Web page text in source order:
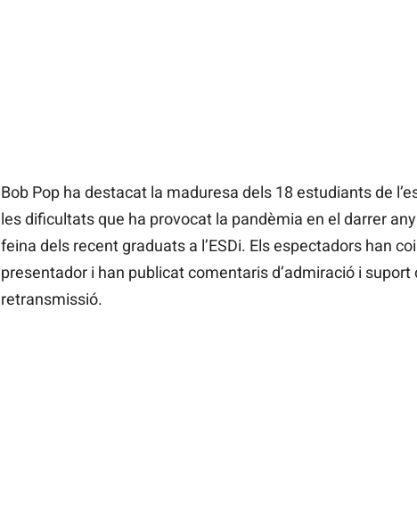
Bob Pop ha destacat la maduresa dels 18 estudiants de
les dificultats que ha provocat la pandèmia en el darrer
feina dels recent graduats a l’ESDi. Els espectadors han
presentador i han publicat comentaris d’admiració i suport
retransmissió.